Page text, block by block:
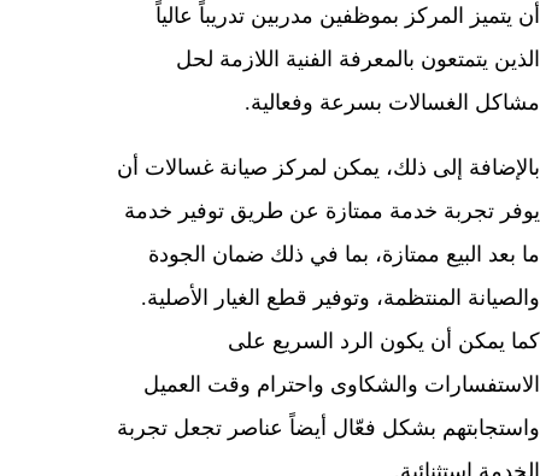
أن يتميز المركز بموظفين مدربين تدريباً عالياً
الذين يتمتعون بالمعرفة الفنية اللازمة لحل
مشاكل الغسالات بسرعة وفعالية.
بالإضافة إلى ذلك، يمكن لمركز صيانة غسالات أن
يوفر تجربة خدمة ممتازة عن طريق توفير خدمة
ما بعد البيع ممتازة، بما في ذلك ضمان الجودة
والصيانة المنتظمة، وتوفير قطع الغيار الأصلية.
كما يمكن أن يكون الرد السريع على
الاستفسارات والشكاوى واحترام وقت العميل
واستجابتهم بشكل فعّال أيضاً عناصر تجعل تجربة